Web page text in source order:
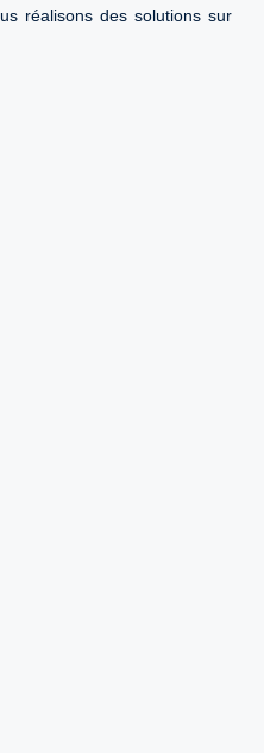
réalisons des solutions sur